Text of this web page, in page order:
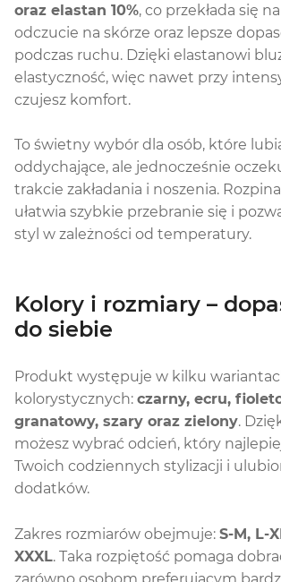
oraz elastan 10%, co przekłada się
odczucie na skórze oraz lepsze
podczas ruchu. Dzięki elastanowi
elastyczność, więc nawet przy
czujesz komfort.
To świetny wybór dla osób, które
oddychające, ale jednocześnie
trakcie zakładania i noszenia.
ułatwia szybkie przebranie się i
styl w zależności od temperatury.
Kolory i rozmiary –
do siebie
Produkt występuje w kilku
kolorystycznych: czarny, ecru,
granatowy, szary oraz zielony.
możesz wybrać odcień, który
Twoich codziennych stylizacji i
dodatków.
Zakres rozmiarów obejmuje: S-M, L-
XXXL. Taka rozpiętość pomaga